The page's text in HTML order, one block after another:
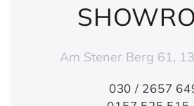
Am Stener Berg 61,
030 / 2657